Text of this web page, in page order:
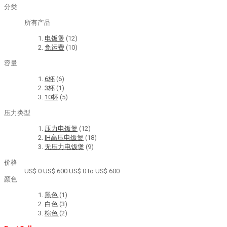
分类
所有产品
电饭煲 (12)
免运费 (10)
容量
6杯 (6)
3杯 (1)
10杯 (5)
压力类型
压力电饭煲 (12)
IH高压电饭煲 (18)
无压力电饭煲 (9)
价格
US$ 0 US$ 600 US$ 0 to US$ 600
颜色
黑色 (1)
白色 (3)
棕色 (2)